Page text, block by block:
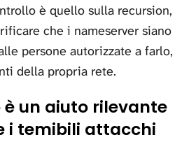
è quello sulla recursion,
che i nameserver siano
persone autorizzate a farlo,
della propria rete.
è un aiuto rilevante
i temibili attacchi